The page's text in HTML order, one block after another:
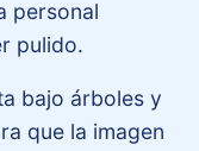
personal
pulido.
bajo árboles y
que la imagen